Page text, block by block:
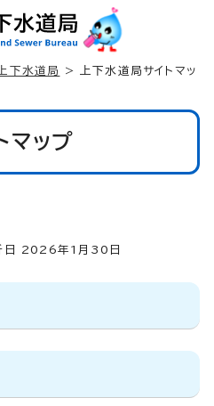
上下水道局
> 上下水道局サイトマッ
マップ
2026年1月30日